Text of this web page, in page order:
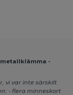
metallklämma -
vi var inte särskilt
- flera minneskort